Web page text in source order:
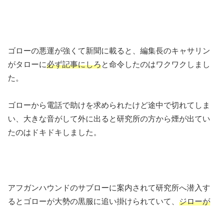
ゴローの悪運が強くて新聞に載ると、編集長のキャサリン
がタローに必ず記事にしろと命令したのはワクワクしまし
た。
ゴローから電話で助けを求められたけど途中で切れてしま
い、大きな音がして外に出ると研究所の方から煙が出てい
たのはドキドキしました。
アフガンハウンドのサブローに案内されて研究所へ潜入す
るとゴローが大勢の黒服に追い掛けられていて、 ジローが